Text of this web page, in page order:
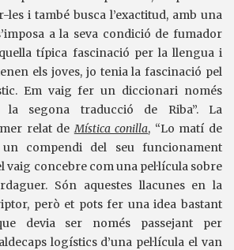
les i també busca l’exactitud, amb una
a la seva condició de fumador
típica fascinació per la llengua i
els joves, jo tenia la fascinació pel
Em vaig fer un diccionari només
segona traducció de Riba”. La
relat deMística conilla, “Lo matí de
un compendi del seu funcionament
vaig concebre com una pel·lícula sobre
Són aquestes llacunes en la
però et pots fer una idea bastant
devia ser només passejant per
logístics d’una pel·lícula el van